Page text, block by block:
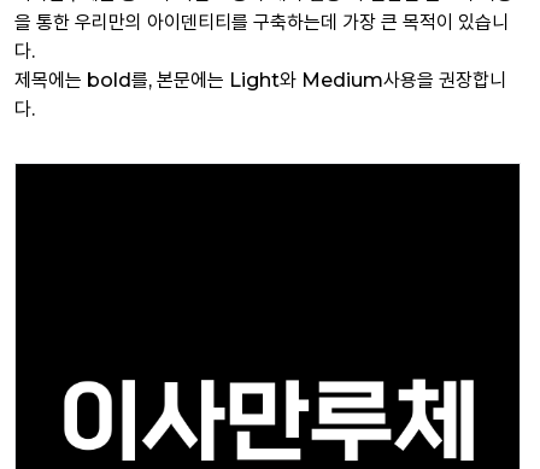
을 통한 우리만의 아이덴티티를 구축하는데 가장 큰 목적이 있습니
다.
제목에는 bold를, 본문에는 Light와 Medium사용을 권장합니
다.